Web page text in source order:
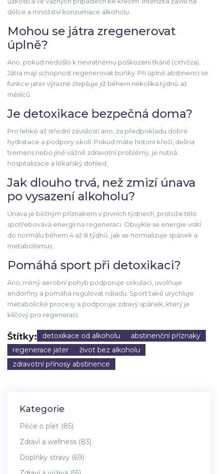
délce a množství konzumace alkoholu.
Mohou se játra zregenerovat
úplně?
Ano, pokud nedošlo k nevratnému poškození tkáně (cirhóza).
Játra mají schopnost regenerovat buňky. Při úplné abstinenci se
funkce jater výrazně zlepšuje již během několika týdnů až
měsíců.
Je detoxikace bezpečná doma?
Pro lehké až střední závislosti ano, za předpokladu dobré
hydratace a podpory okolí. Pokud máte historii křečí, deliria
tremens nebo jiné vážné zdravotní problémy, je nutná
hospitalizace a lékařský dohled.
Jak dlouho trvá, než zmizí únava
po vysazení alkoholu?
Únava je běžným příznakem v prvních týdnech, protože tělo
spotřebovává energii na regeneraci. Obvykle se energie vrátí
do normálu během 4 až 8 týdnů, jak se normalizuje spánek a
metabolismus.
Pomáhá sport při detoxikaci?
Ano, mírný aerobní pohyb podporuje cirkulaci, uvolňuje
endorfiny a pomáhá regulovat náladu. Sport také urychluje
metabolické procesy a podporuje zdravý spánek, který je
klíčový pro regeneraci.
Štítky: detoxikace od alkoholu
abstinenční příznaky
regenerace jater
život bez alkoholu
zdravotní přínosy abstinence
Kategorie
Péče o pleť (85)
Zdraví a wellness (83)
Doplňky stravy (69)